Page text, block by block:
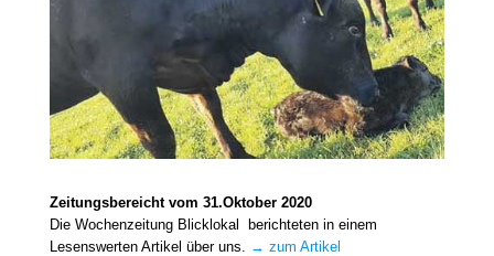
Zeitungsbereicht vom 31.Oktober 2020
Die Wochenzeitung Blicklokal berichteten in einem
Lesenswerten Artikel über uns.
→ zum Artikel